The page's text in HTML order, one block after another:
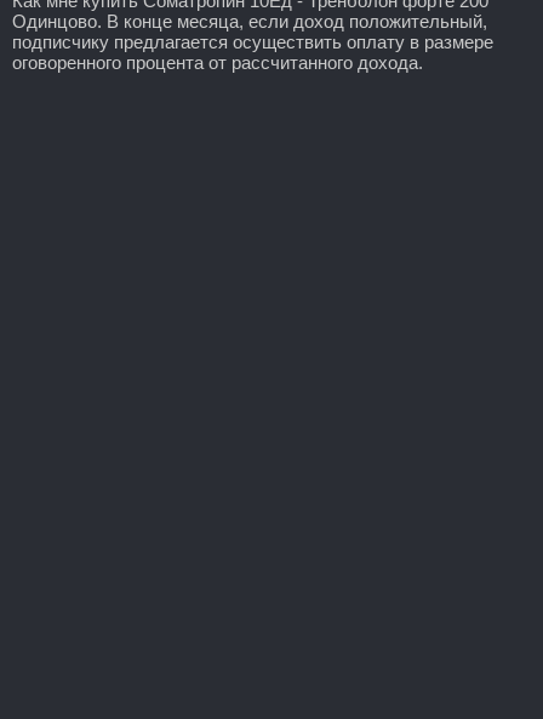
Одинцово. В конце месяца, если доход положительный,
подписчику предлагается осуществить оплату в размере
оговоренного процента от рассчитанного дохода.